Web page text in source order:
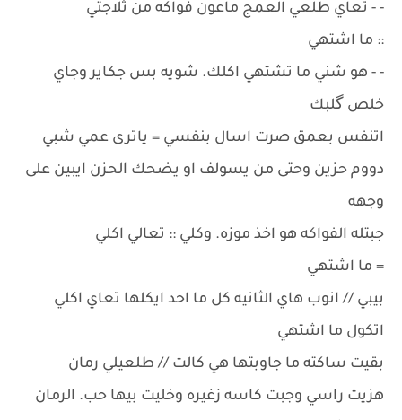
- - تعاي طلعي العمج ماعون فواكه من ثلاجتي
:: ما اشتهي
- - هو شني ما تشتهي اكلك. شويه بس جكاير وجاي
خلص گلبك
اتنفس بعمق صرت اسال بنفسي = ياترى عمي شبي
دووم حزين وحتى من يسولف او يضحك الحزن ايبين على
وجهه
جبتله الفواكه هو اخذ موزه. وكلي :: تعالي اكلي
= ما اشتهي
بيبي // انوب هاي الثانيه كل ما احد ايكلها تعاي اكلي
اتكول ما اشتهي
بقيت ساكته ما جاوبتها هي كالت // طلعيلي رمان
هزيت راسي وجبت كاسه زغيره وخليت بيها حب. الرمان